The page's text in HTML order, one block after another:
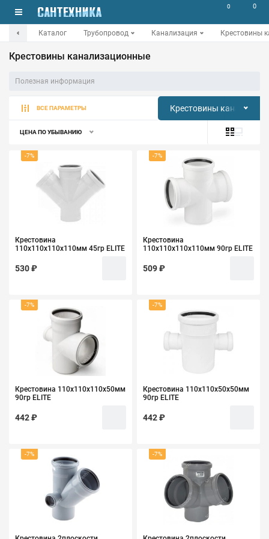
0 0
Каталог Трубопровод Канализация Крестовины
Крестовины канализационные
Полезная информация
ВСЕ ПАРАМЕТРЫ Крестовины
ЦЕНА ПО УБЫВАНИЮ
-7%
Крестовина
110х110х110х110мм 45гр ELITE
530 ₽
-7%
Крестовина
110х110х110х110мм 90гр ELITE
509 ₽
-7%
Крестовина 110х110х110х50мм
90гр ELITE
442 ₽
-7%
Крестовина 110х110х50х50мм
90гр ELITE
442 ₽
-7% -7%